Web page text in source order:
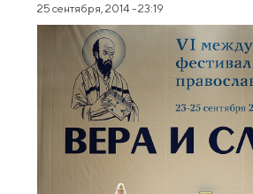
25 сентября, 2014 - 23:19